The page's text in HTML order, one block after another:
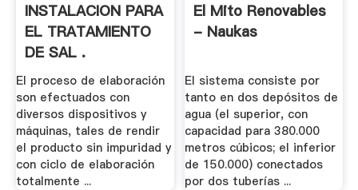
INSTALACION PARA
EL TRATAMIENTO
DE SAL .
El proceso de elaboración
son efectuados con
diversos dispositivos y
máquinas, tales de rendir
el producto sin impuridad y
con ciclo de elaboración
totalmente ...
El Mito Renovables
- Naukas
El sistema consiste por
tanto en dos depósitos de
agua (el superior, con
capacidad para 380.000
metros cúbicos; el inferior
de 150.000) conectados
por dos tuberías ...